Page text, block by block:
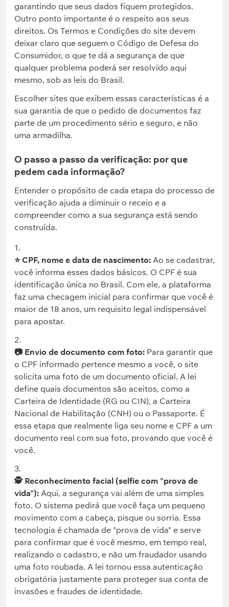
garantindo que seus dados fiquem protegidos.
Outro ponto importante é o respeito aos seus
direitos. Os Termos e Condições do site devem
deixar claro que seguem o Código de Defesa do
Consumidor, o que te dá a segurança de que
qualquer problema poderá ser resolvido aqui
mesmo, sob as leis do Brasil.
Escolher sites que exibem essas características é a
sua garantia de que o pedido de documentos faz
parte de um procedimento sério e seguro, e não
uma armadilha.
O passo a passo da verificação: por que
pedem cada informação?
Entender o propósito de cada etapa do processo de
verificação ajuda a diminuir o receio e a
compreender como a sua segurança está sendo
construída.
⭐ CPF, nome e data de nascimento: Ao se cadastrar,
você informa esses dados básicos. O CPF é sua
identificação única no Brasil. Com ele, a plataforma
faz uma checagem inicial para confirmar que você é
maior de 18 anos, um requisito legal indispensável
para apostar.
📷 Envio de documento com foto: Para garantir que
o CPF informado pertence mesmo a você, o site
solicita uma foto de um documento oficial. A lei
define quais documentos são aceitos, como a
Carteira de Identidade (RG ou CIN), a Carteira
Nacional de Habilitação (CNH) ou o Passaporte. É
essa etapa que realmente liga seu nome e CPF a um
documento real com sua foto, provando que você é
você.
🕵️ Reconhecimento facial (selfie com "prova de
vida"): Aqui, a segurança vai além de uma simples
foto. O sistema pedirá que você faça um pequeno
movimento com a cabeça, pisque ou sorria. Essa
tecnologia é chamada de "prova de vida" e serve
para confirmar que é você mesmo, em tempo real,
realizando o cadastro, e não um fraudador usando
uma foto roubada. A lei tornou essa autenticação
obrigatória justamente para proteger sua conta de
invasões e fraudes de identidade.